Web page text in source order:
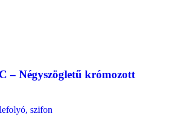
– Négyszögletű krómozott
szifon